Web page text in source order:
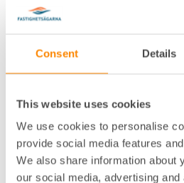
Consent Details
This website uses cookies
We use cookies to personalise
provide social media features
We also share information about
our social media, advertising
utvecklingen. Det innebär
har ett problem, bara att det är
med negativ demografisk
stöd, liksom resurssvaga
bör dock den senare kategorin
marknader ur ett
geografiskt perspektiv.
1.3. Subventioner, fördelning